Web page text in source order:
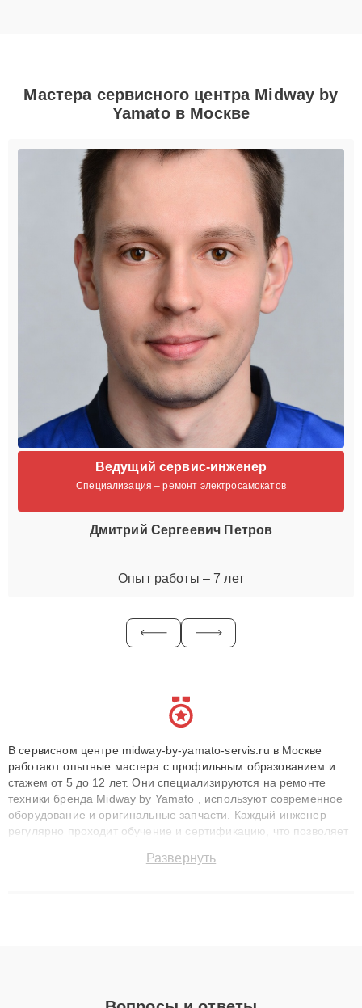
Мастера сервисного центра Midway by
Yamato в Москве
Ведущий сервис-инженер
Специализация – ремонт электросамокатов
Дмитрий Сергеевич Петров
Опыт работы – 7 лет
В сервисном центре midway-by-yamato-servis.ru в Москве
работают опытные мастера с профильным образованием и
стажем от 5 до 12 лет. Они специализируются на ремонте
техники бренда Midway by Yamato , используют современное
оборудование и оригинальные запчасти. Каждый инженер
регулярно проходит обучение и сертификацию, что позволяет
технику с сохранением гарантии до 3 лет. Наши мастера
Развернуть